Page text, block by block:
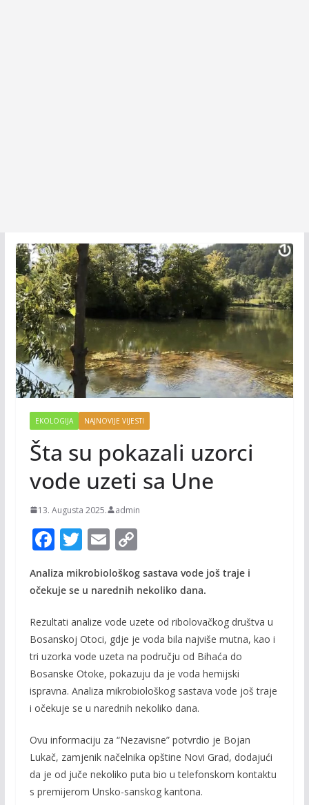
EKOLOGIJA NAJNOVIJE VIJESTI
Šta su pokazali uzorci
vode uzeti sa Une
13. Augusta 2025. admin
F
ac
e
b
o
o
k
T
w
itt
E
m
ai
C
p
Li
n
k
Analiza mikrobiološkog sastava vode još traje i
očekuje se u narednih nekoliko dana.
Rezultati analize vode uzete od ribolovačkog društva u
Bosanskoj Otoci, gdje je voda bila najviše mutna, kao i
tri uzorka vode uzeta na području od Bihaća do
Bosanske Otoke, pokazuju da je voda hemijski
ispravna. Analiza mikrobiološkog sastava vode još traje
i očekuje se u narednih nekoliko dana.
Ovu informaciju za “Nezavisne” potvrdio je Bojan
Lukač, zamjenik načelnika opštine Novi Grad, dodajući
da je od juče nekoliko puta bio u telefonskom kontaktu
s premijerom Unsko-sanskog kantona.